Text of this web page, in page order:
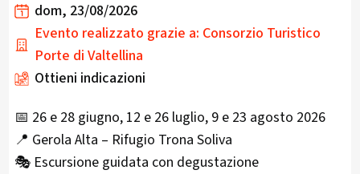
dom, 23/08/2026
Evento realizzato grazie a: Consorzio Turistico
Porte di Valtellina
Ottieni indicazioni
📅 26 e 28 giugno, 12 e 26 luglio, 9 e 23 agosto 2026
📍 Gerola Alta – Rifugio Trona Soliva
🎭 Escursione guidata con degustazione